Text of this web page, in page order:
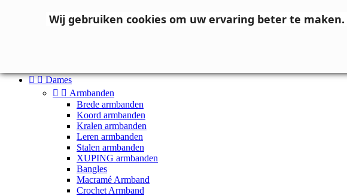
  Dames
  Armbanden
Brede armbanden
Koord armbanden
Kralen armbanden
Leren armbanden
Stalen armbanden
XUPING armbanden
Bangles
Macramé Armband
Crochet Armband
Wij gebruiken cookies om uw ervaring beter te maken.